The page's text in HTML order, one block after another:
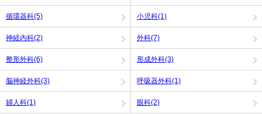
循環器科(5) 小児科(1)
神経内科(2) 外科(7)
整形外科(6) 形成外科(3)
脳神経外科(3) 呼吸器外科(1)
婦人科(1) 眼科(2)